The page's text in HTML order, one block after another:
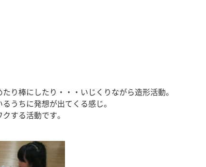
り棒にしたり・・・いじくりながら造形活動。
うちに発想が出てくる感じ。
する活動です。